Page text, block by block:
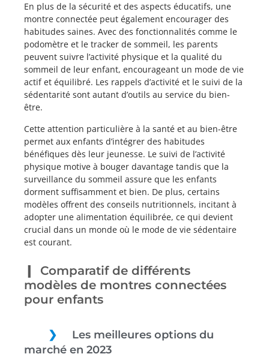
En plus de la sécurité et des aspects éducatifs, une
montre connectée peut également encourager des
habitudes saines. Avec des fonctionnalités comme le
podomètre et le tracker de sommeil, les parents
peuvent suivre l’activité physique et la qualité du
sommeil de leur enfant, encourageant un mode de vie
actif et équilibré. Les rappels d’activité et le suivi de la
sédentarité sont autant d’outils au service du bien-
être.
Cette attention particulière à la santé et au bien-être
permet aux enfants d’intégrer des habitudes
bénéfiques dès leur jeunesse. Le suivi de l’activité
physique motive à bouger davantage tandis que la
surveillance du sommeil assure que les enfants
dorment suffisamment et bien. De plus, certains
modèles offrent des conseils nutritionnels, incitant à
adopter une alimentation équilibrée, ce qui devient
crucial dans un monde où le mode de vie sédentaire
est courant.
Comparatif de différents
modèles de montres connectées
pour enfants
Les meilleures options du
marché en 2023